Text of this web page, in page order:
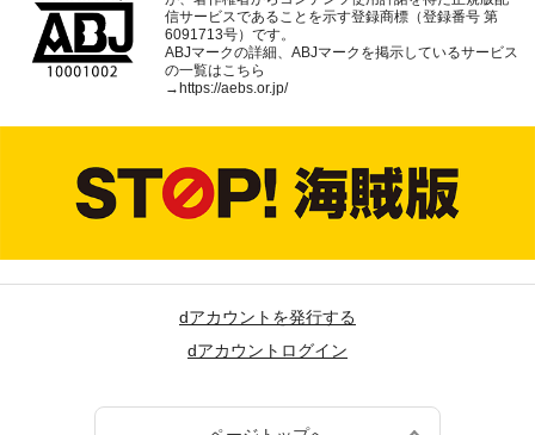
信サービスであることを示す登録商標（登録番号 第
6091713号）です。
ABJマークの詳細、ABJマークを掲示しているサービス
の一覧はこちら
→ https://aebs.or.jp/
dアカウントを発行する
dアカウントログイン